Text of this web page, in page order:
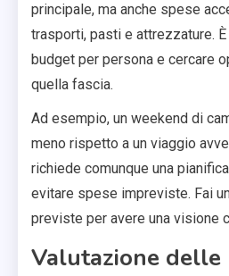
principale, ma anche spese
trasporti, pasti e attrezzature.
budget per persona e cercare
quella fascia.
Ad esempio, un weekend di
meno rispetto a un viaggio
richiede comunque una
evitare spese impreviste. Fai
previste per avere una visione
Valutazione